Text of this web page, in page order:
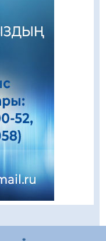
сананың
жұмыстары
төрелігінің